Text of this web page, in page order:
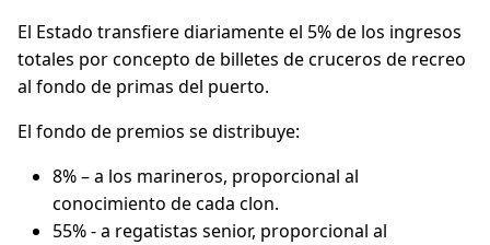
El Estado transfiere diariamente el 5% de los ingresos
totales por concepto de billetes de cruceros de recreo
al fondo de primas del puerto.
El fondo de premios se distribuye:
8% – a los marineros, proporcional al
conocimiento de cada clon.
55% - a regatistas senior, proporcional al